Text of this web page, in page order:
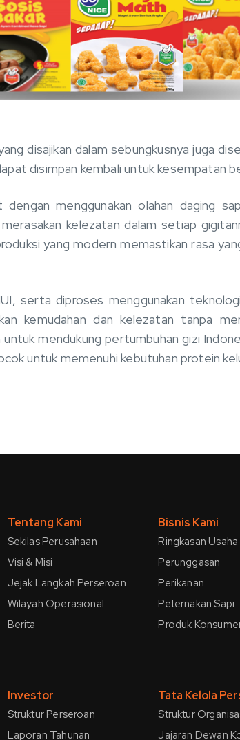
disajikan dalam sebungkusnya juga
disimpan kembali untuk kesempatan
menggunakan olahan daging
kelezatan dalam setiap
yang modern memastikan rasa
serta diproses menggunakan
kemudahan dan kelezatan tanpa
mendukung pertumbuhan gizi
untuk memenuhi kebutuhan protein
Tentang Kami
Sekilas Perusahaan
Visi & Misi
Jejak Langkah Perseroan
Wilayah Operasional
Berita
Bisnis Kami
Ringkasan Usaha
Perunggasan
Perikanan
Peternakan Sapi
Produk
Investor
Struktur Perseroan
Laporan Tahunan
Tata Kelola
Struktur
Jajaran Dewan